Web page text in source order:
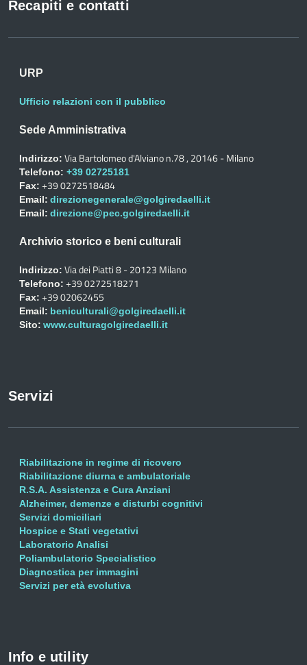
Recapiti e contatti
URP
Ufficio relazioni con il pubblico
Sede Amministrativa
Indirizzo: Via Bartolomeo d'Alviano n.78 , 20146 - Milano
Telefono: +39 02725181
Fax: +39 0272518484
Email: direzionegenerale@golgiredaelli.it
Email: direzione@pec.golgiredaelli.it
Archivio storico e beni culturali
Indirizzo: Via dei Piatti 8 - 20123 Milano
Telefono: +39 0272518271
Fax: +39 02062455
Email: beniculturali@golgiredaelli.it
Sito: www.culturagolgiredaelli.it
Servizi
Riabilitazione in regime di ricovero
Riabilitazione diurna e ambulatoriale
R.S.A. Assistenza e Cura Anziani
Alzheimer, demenze e disturbi cognitivi
Servizi domiciliari
Hospice e Stati vegetativi
Laboratorio Analisi
Poliambulatorio Specialistico
Diagnostica per immagini
Servizi per età evolutiva
Info e utility